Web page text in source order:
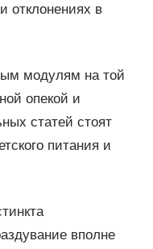
отклонениях в
модулям на той
опекой и
статей стоят
питания и
вполне